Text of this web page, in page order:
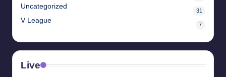
Uncategorized
31
V League
7
Live